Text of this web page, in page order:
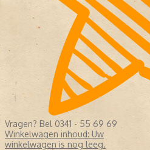
Vragen? Bel 0341 - 55 69 69
Winkelwagen inhoud: Uw
winkelwagen is nog leeg.